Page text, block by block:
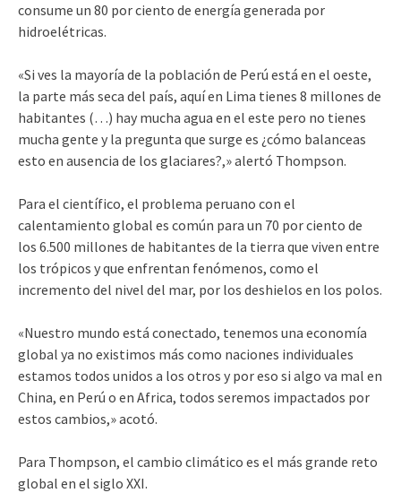
consume un 80 por ciento de energía generada por
hidroelétricas.
«Si ves la mayoría de la población de Perú está en el oeste,
la parte más seca del país, aquí en Lima tienes 8 millones de
habitantes (…) hay mucha agua en el este pero no tienes
mucha gente y la pregunta que surge es ¿cómo balanceas
esto en ausencia de los glaciares?,» alertó Thompson.
Para el científico, el problema peruano con el
calentamiento global es común para un 70 por ciento de
los 6.500 millones de habitantes de la tierra que viven entre
los trópicos y que enfrentan fenómenos, como el
incremento del nivel del mar, por los deshielos en los polos.
«Nuestro mundo está conectado, tenemos una economía
global ya no existimos más como naciones individuales
estamos todos unidos a los otros y por eso si algo va mal en
China, en Perú o en Africa, todos seremos impactados por
estos cambios,» acotó.
Para Thompson, el cambio climático es el más grande reto
global en el siglo XXI.